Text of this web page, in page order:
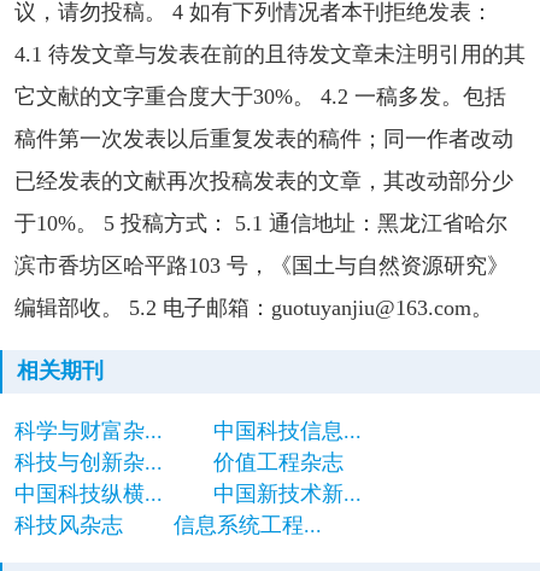
议，请勿投稿。 4 如有下列情况者本刊拒绝发表：
4.1 待发文章与发表在前的且待发文章未注明引用的其
它文献的文字重合度大于30%。 4.2 一稿多发。包括
稿件第一次发表以后重复发表的稿件；同一作者改动
已经发表的文献再次投稿发表的文章，其改动部分少
于10%。 5 投稿方式： 5.1 通信地址：黑龙江省哈尔
滨市香坊区哈平路103 号，《国土与自然资源研究》
编辑部收。 5.2 电子邮箱：guotuyanjiu@163.com。
相关期刊
科学与财富杂...
中国科技信息...
科技与创新杂...
价值工程杂志
中国科技纵横...
中国新技术新...
科技风杂志
信息系统工程...